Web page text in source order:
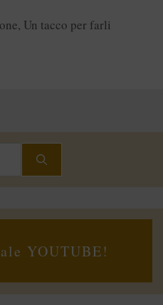
, Un tacco per farli
YOUTUBE!